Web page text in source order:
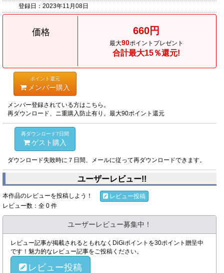
因縁の相手のこじらせ愛は溺甘で』
ろべあい『○○皇帝の甘い檻 追放された悪役令嬢なのに溺愛さ
れてます！』
とうばききょう『毎晩絶頂バイブレーション 処女OLは同僚カ
漫画：喜多也クロ／原作：クレイン『○○公の可愛いつがい 愛
したがりな旦那様に初めてを捧げます』
登録日： 2023年11月08日
価格 660円
最大90ポイントプレゼント
合計最大15％還元!
ポイント還元
メンバー購入
メンバー登録されている方はこちら。
再ダウンロード、ニ重購入防止有り。最大90ポイント還元
再ダウンロード7日間
ゲスト購入
ダウンロード失敗時に７日間、メールに従って再ダウンロードできます。
ユーザーレビュー!!
本作品のレビューを投稿しよう！
レビュー投稿
レビュー数：全 0 件
ユーザーレビュー募集中！
レビュー記事が掲載されるともれなくDiGiポイントを30ポイント贈呈中
です！魅力的なレビュー記事をご投稿ください。
レビュー投稿